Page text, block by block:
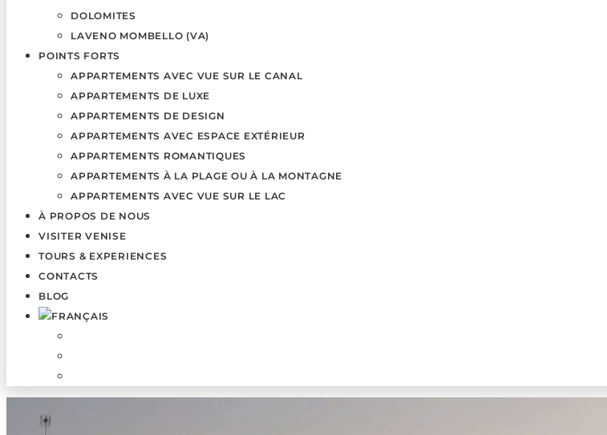
DOLOMITES
LAVENO MOMBELLO (VA)
POINTS FORTS
APPARTEMENTS AVEC VUE SUR LE CANAL
APPARTEMENTS DE LUXE
APPARTEMENTS DE DESIGN
APPARTEMENTS AVEC ESPACE EXTÉRIEUR
APPARTEMENTS ROMANTIQUES
APPARTEMENTS À LA PLAGE OU À LA MONTAGNE
APPARTEMENTS AVEC VUE SUR LE LAC
À PROPOS DE NOUS
VISITER VENISE
TOURS & EXPERIENCES
CONTACTS
BLOG